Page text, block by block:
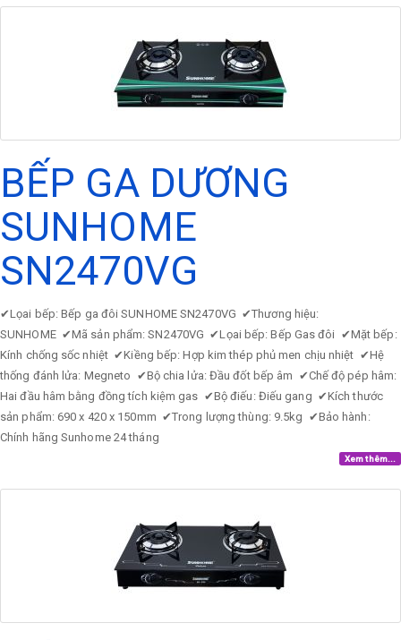
BẾP GA DƯƠNG
SUNHOME
SN2470VG
✔Lọai bếp: Bếp ga đôi SUNHOME SN2470VG ✔Thương hiệu:
SUNHOME ✔Mã sản phẩm: SN2470VG ✔Lọai bếp: Bếp Gas đôi ✔Mặt bếp:
Kính chống sốc nhiệt ✔Kiềng bếp: Hợp kim thép phủ men chịu nhiệt ✔Hệ
thống đánh lửa: Megneto ✔Bộ chia lửa: Đầu đốt bếp âm ✔Chế độ pép hâm:
Hai đầu hâm bằng đồng tích kiệm gas ✔Bộ điếu: Điếu gang ✔Kích thước
sản phẩm: 690 x 420 x 150mm ✔Trong lượng thùng: 9.5kg ✔Bảo hành:
Chính hãng Sunhome 24 tháng
Xem thêm...